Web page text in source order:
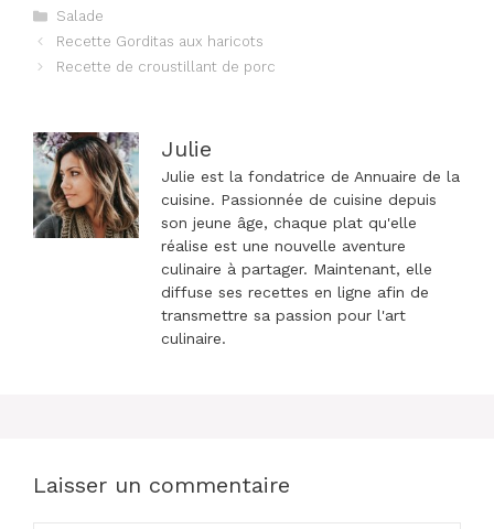
Catégories
Salade
Navigation
des
Recette Gorditas aux haricots
Recette de croustillant de porc
Julie
Julie est la fondatrice de Annuaire de la
cuisine. Passionnée de cuisine depuis
son jeune âge, chaque plat qu'elle
réalise est une nouvelle aventure
culinaire à partager. Maintenant, elle
diffuse ses recettes en ligne afin de
transmettre sa passion pour l'art
culinaire.
Laisser un commentaire